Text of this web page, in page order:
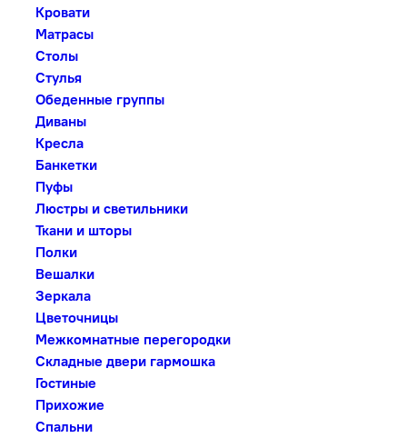
Кровати
Матрасы
Столы
Стулья
Обеденные группы
Диваны
Кресла
Банкетки
Пуфы
Люстры и светильники
Ткани и шторы
Полки
Вешалки
Зеркала
Цветочницы
Межкомнатные перегородки
Складные двери гармошка
Гостиные
Прихожие
Спальни